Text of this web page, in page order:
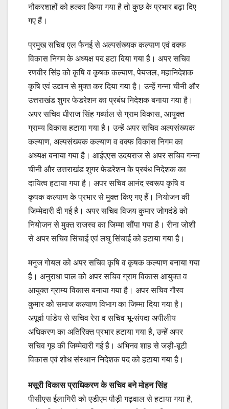
नौकरशाहों को हल्का किया गया है तो कुछ के प्रभार बढ़ा दिए
गए हैं।
प्रमुख सचिव एल फैनई से अल्पसंख्यक कल्याण एवं वक्फ
विकास निगम के अध्यक्ष पद हटा दिया गया है। अपर सचिव
रणवीर सिंह को कृषि व कृषक कल्याण, पेयजल, महानिदेशक
कृषि एवं उद्यान से मुक्त कर दिया गया है। उन्हें गन्ना चीनी और
उत्तराखंड शुगर फेडरेशन का प्रबंध निदेशक बनाया गया है।
अपर सचिव धीराज सिंह गर्ब्याल से ग्राम विकास, आयुक्त
ग्राम्य विकास हटाया गया है। उन्हें अपर सचिव अल्पसंख्यक
कल्याण, अल्पसंख्यक कल्याण व वक्फ विकास निगम का
अध्यक्ष बनाया गया है। आईएएस उदयराज से अपर सचिव गन्ना
चीनी और उत्तराखंड शुगर फेडरेशन के प्रबंध निदेशक का
दायित्व हटाया गया है। अपर सचिव आनंद स्वरूप कृषि व
कृषक कल्याण के प्रभार से मुक्त किए गए हैं। नियोजन की
जिम्मेदारी दी गई है। अपर सचिव विजय कुमार जोगदंडे को
नियोजन से मुक्त राजस्व का जिम्मा सौंपा गया है। रीना जोशी
से अपर सचिव सिंचाई एवं लघु सिंचाई को हटाया गया है।
मनुज गोयल को अपर सचिव कृषि व कृषक कल्याण बनाया गया
है। अनुराधा पाल को अपर सचिव ग्राम विकास आयुक्त व
आयुक्त ग्राम्य विकास बनाया गया है। अपर सचिव गौरव
कुमार कोे समाज कल्याण विभाग का जिम्मा दिया गया है।
अपूर्वा पांडेय से सचिव रेरा व सचिव भू-संपदा अपीलीय
अधिकरण का अतिरिक्त प्रभार हटाया गया है, उन्हें अपर
सचिव गृह की जिम्मेदारी गई है। अभिनव शाह से जड़ी-बूटी
विकास एवं शोध संस्थान निदेशक पद को हटाया गया है।
मसूरी विकास प्राधिकरण के सचिव बने मोहन सिंह
पीसीएस ईलागिरी को एडीएम पौड़ी गढ़वाल से हटाया गया है,